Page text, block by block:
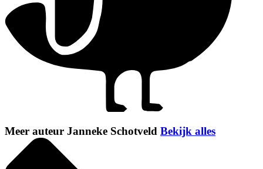
Meer auteur Janneke Schotveld Bekijk alles